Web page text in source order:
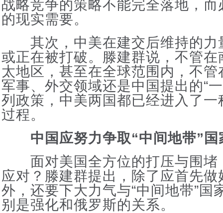
战略竞争的策略不能完全落地，
的现实需要。
其次，中美在建交后维持的力
或正在被打破。滕建群说，不管
太地区，甚至在全球范围内，不
军事、外交领域还是中国提出的“
列政策，中美两国都已经进入了
过程。
中国应努力争取“中间地带”国
面对美国全方位的打压与围堵
应对？滕建群提出，除了应首先
外，还要下大力气与“中间地带”国
别是强化和俄罗斯的关系。